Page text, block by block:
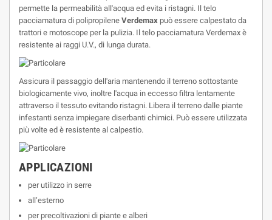
permette la permeabilità all'acqua ed evita i ristagni. Il telo
pacciamatura di polipropilene Verdemax può essere calpestato da
trattori e motoscope per la pulizia. Il telo pacciamatura Verdemax è
resistente ai raggi U.V., di lunga durata.
Assicura il passaggio dell'aria mantenendo il terreno sottostante
biologicamente vivo, inoltre l'acqua in eccesso filtra lentamente
attraverso il tessuto evitando ristagni. Libera il terreno dalle piante
infestanti senza impiegare diserbanti chimici. Può essere utilizzata
più volte ed è resistente al calpestio.
APPLICAZIONI
per utilizzo in serre
all’esterno
per precoltivazioni di piante e alberi